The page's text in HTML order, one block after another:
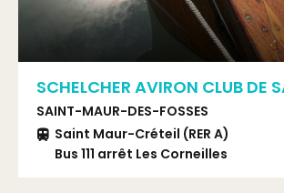
SCHELCHER AVIRON CLUB DE
SAINT-MAUR-DES-FOSSES
Saint Maur-Créteil (RER A)
Bus 111 arrêt Les Corneilles